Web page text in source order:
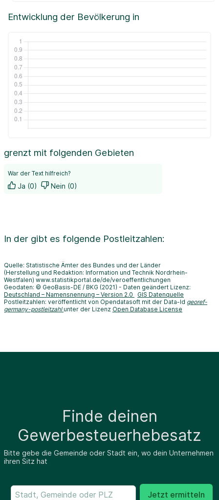
Entwicklung der Bevölkerung in
grenzt mit folgenden Gebieten
War der Text hilfreich?
Ja (0) Nein (0)
In der gibt es folgende Postleitzahlen:
Quelle: Statistische Ämter des Bundes und der Länder
(Herstellung und Redaktion: Information und Technik Nordrhein-
Westfalen) www.statistikportal.de/de/veroeffentlichungen
Geodaten: © GeoBasis-DE / BKG (2021) - Daten geändert Lizenz:
Deutschland – Namensnennung – Version 2.0
GIS Datenquelle
Postleitzahlen: veröffentlicht von Opendatasoft mit der Data-Id georef-
germany-postleitzahl unter der Lizenz Open Database License
Finde deinen
Gewerbesteuerhebesatz
Bitte gebe die Gemeinde oder Stadt ein, wo dein Unternehmen
ihren Sitz hat
Jetzt ermitteln